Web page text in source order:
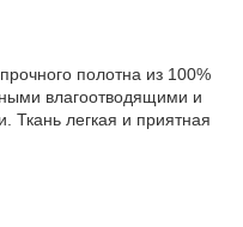
полотна из 100%
влагоотводящими и
Ткань легкая и приятная